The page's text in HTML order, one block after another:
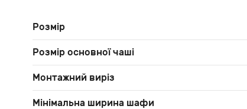
Розмір
Розмір основної чаші
Монтажний виріз
Мінімальна ширина шафи